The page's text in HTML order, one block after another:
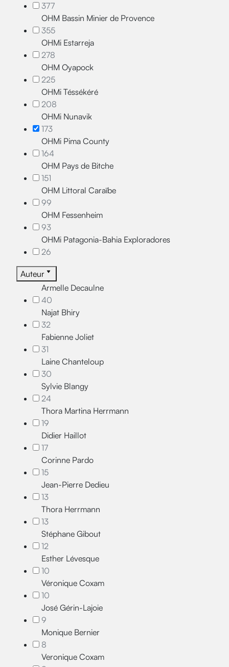
377
OHM Bassin Minier de Provence
355
OHMi Estarreja
278
OHM Oyapock
225
OHMi Téssékéré
208
OHMi Nunavik
173
OHMi Pima County
164
OHM Pays de Bitche
151
OHM Littoral Caraïbe
99
OHM Fessenheim
93
OHMi Patagonia-Bahia Exploradores
26
Auteur
Armelle Decaulne
40
Najat Bhiry
32
Fabienne Joliet
31
Laine Chanteloup
30
Sylvie Blangy
24
Thora Martina Herrmann
19
Didier Haillot
17
Corinne Pardo
15
Jean-Pierre Dedieu
13
Thora Herrmann
13
Stéphane Gibout
12
Esther Lévesque
10
Véronique Coxam
10
José Gérin-Lajoie
9
Monique Bernier
8
Veronique Coxam